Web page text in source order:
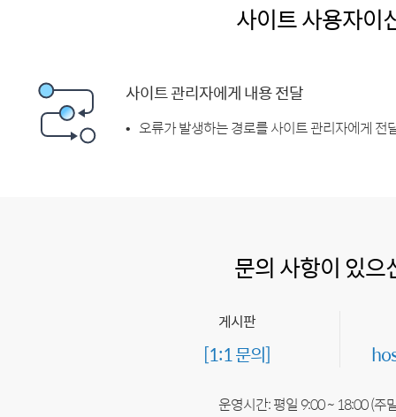
사이트 사용자이
사이트 관리자에게 내용 전달
오류가 발생하는 경로를 사이트 관리자에게 전
문의 사항이 있으
게시판
[1:1 문의]
운영시간: 평일 9:00 ~ 18:00 (주